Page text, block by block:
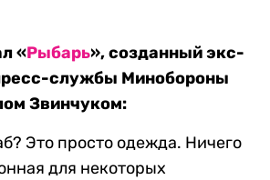
«Рыбарь», созданный экс-
службы Минобороны
Звинчуком:
Это просто одежда. Ничего
для некоторых